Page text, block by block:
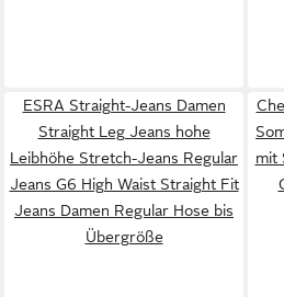
ESRA Straight-Jeans Damen
Straight Leg Jeans hohe
Leibhöhe Stretch-Jeans Regular
Jeans G6 High Waist Straight Fit
Jeans Damen Regular Hose bis
Übergröße
mit